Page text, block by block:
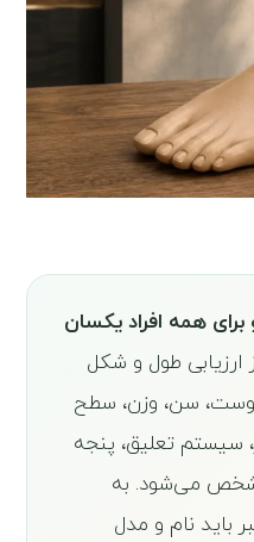
همه افراد یکسان
ارزیابی طول و شکل
سن، وزن، سطح
سیستم تعلیق، پنجه
می‌شود. به
باید نام و مدل